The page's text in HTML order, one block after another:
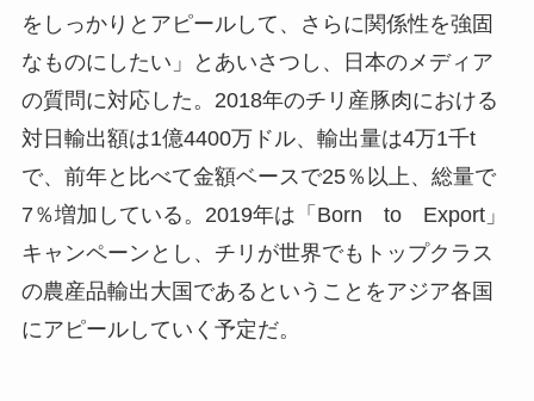
をしっかりとアピールして、さらに関係性を強固
なものにしたい」とあいさつし、日本のメディア
の質問に対応した。2018年のチリ産豚肉における
対日輸出額は1億4400万ドル、輸出量は4万1千t
で、前年と比べて金額ベースで25％以上、総量で
7％増加している。2019年は「Born to Export」
キャンペーンとし、チリが世界でもトップクラス
の農産品輸出大国であるということをアジア各国
にアピールしていく予定だ。